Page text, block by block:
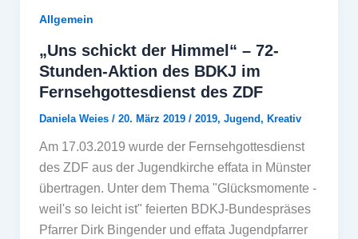
Allgemein
„Uns schickt der Himmel“ – 72-
Stunden-Aktion des BDKJ im
Fernsehgottesdienst des ZDF
Daniela Weies / 20. März 2019 / 2019, Jugend, Kreativ
Am 17.03.2019 wurde der Fernsehgottesdienst
des ZDF aus der Jugendkirche effata in Münster
übertragen. Unter dem Thema "Glücksmomente -
weil's so leicht ist" feierten BDKJ-Bundespräses
Pfarrer Dirk Bingender und effata Jugendpfarrer